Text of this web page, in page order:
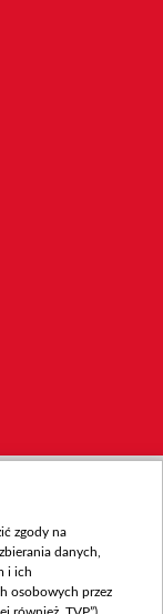
zgody na
danych,
i ich
osobowych przez